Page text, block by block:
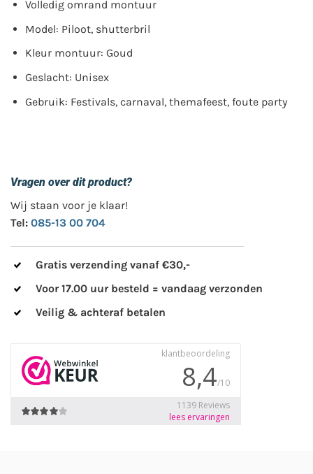
Volledig omrand montuur
Model: Piloot, shutterbril
Kleur montuur: Goud
Geslacht: Unisex
Gebruik: Festivals, carnaval, themafeest, foute party
Vragen over dit product?
Wij staan voor je klaar!
Tel: 085-13 00 704
Gratis verzending vanaf €30,-
Voor 17.00 uur besteld = vandaag verzonden
Veilig & achteraf betalen